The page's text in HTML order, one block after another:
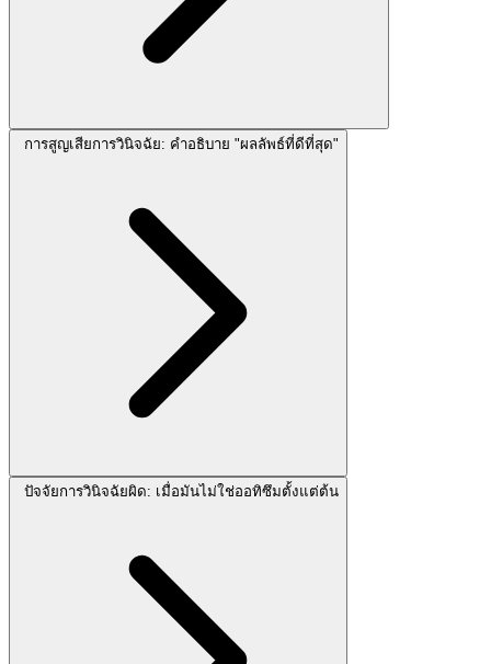
การสูญเสียการวินิจฉัย: คำอธิบาย "ผลลัพธ์ที่ดีที่สุด"
ปัจจัยการวินิจฉัยผิด: เมื่อมันไม่ใช่ออทิซึมตั้งแต่ต้น